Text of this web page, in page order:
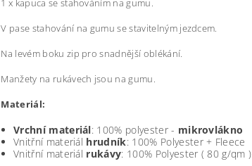
1 x kapuca se stahováním na gumu.
V pase stahování na gumu se stavitelným jezdcem.
Na levém boku zip pro snadnější oblékání.
Manžety na rukávech jsou na gumu.
Materiál:
Vrchní materiál: 100% polyester - mikrovlákno
Vnitřní materiál hrudník: 100% Polyester + Fleece
Vnitřní materiál rukávy: 100% Polyester ( 80 g/qm )